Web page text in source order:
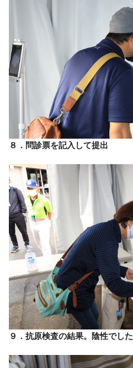
８．問診票を記入して提出
９．抗原検査の結果。陰性でした